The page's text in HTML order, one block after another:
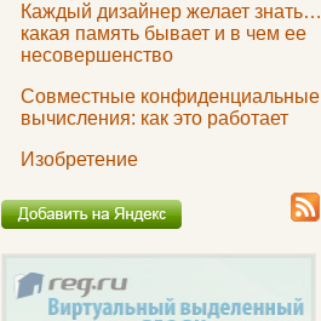
Каждый дизайнер желает знать…
какая память бывает и в чем ее
несовершенство
Совместные конфиденциальные
вычисления: как это работает
Изобретение